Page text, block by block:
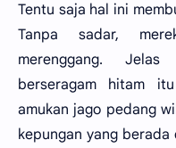
Tentu saja hal ini
Tanpa sadar,
merenggang.
berseragam hitam
amukan jago pedang
kepungan yang berada